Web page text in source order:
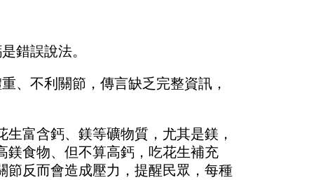
錯誤說法。
、不利關節，傳言缺乏完整資訊，
富含鈣、鎂等礦物質，尤其是鎂，
鎂食物、但不算高鈣，吃花生補充
反而會造成壓力，提醒民眾，每種